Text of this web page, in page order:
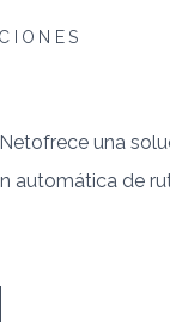
una
automática de